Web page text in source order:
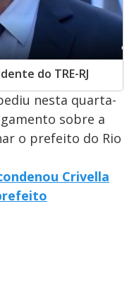
do TRE-RJ
nesta quarta-
sobre a
o prefeito do Rio
Crivella